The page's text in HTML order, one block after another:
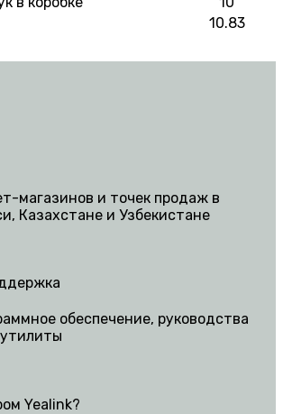
10.83
магазинов и точек продаж в
Казахстане и Узбекистане
обеспечение, руководства
Yealink?